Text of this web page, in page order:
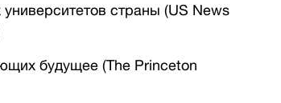
страны (US News
будущее (The Princeton